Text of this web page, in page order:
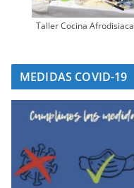
Taller Cocina Afrodisiaca
MEDIDAS COVID-19